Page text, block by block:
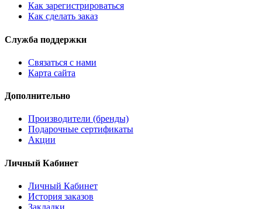
Как зарегистрироваться
Как сделать заказ
Служба поддержки
Связаться с нами
Карта сайта
Дополнительно
Производители (бренды)
Подарочные сертификаты
Акции
Личный Кабинет
Личный Кабинет
История заказов
Закладки